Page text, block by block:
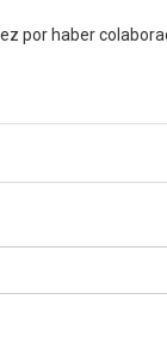
por haber